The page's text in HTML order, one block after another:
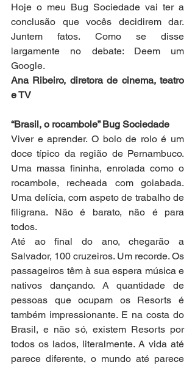
Hoje o meu Bug Sociedade vai ter a
conclusão que vocês decidirem dar.
Juntem fatos. Como se disse
largamente no debate: Deem um
Google.
Ana Ribeiro, diretora de cinema, teatro
e TV
“Brasil, o rocambole” Bug Sociedade
Viver e aprender. O bolo de rolo é um
doce típico da região de Pernambuco.
Uma massa fininha, enrolada como o
rocambole, recheada com goiabada.
Uma delícia, com aspeto de trabalho de
filigrana. Não é barato, não é para
todos.
Até ao final do ano, chegarão a
Salvador, 100 cruzeiros. Um recorde. Os
passageiros têm à sua espera música e
nativos dançando. A quantidade de
pessoas que ocupam os Resorts é
também impressionante. E na costa do
Brasil, e não só, existem Resorts por
todos os lados, literalmente. A vida até
parece diferente, o mundo até parece